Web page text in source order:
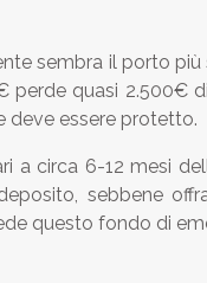
sembra il porto
quasi 2.500€
deve essere protetto.
a circa 6-12 mesi
sebbene
questo fondo di